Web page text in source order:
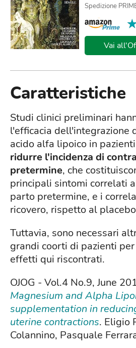
Spedizione
Vai
Caratteristiche
Studi clinici preliminari
l'efficacia dell'integrazione
acido alfa lipoico in
ridurre l'incidenza di
pretermine, che
principali sintomi correlati
parto pretermine, e i
ricovero, rispetto al
Tuttavia, sono necessari
grandi coorti di pazienti
effetti qui riscontrati.
OJOG - Vol.4 No.9, June
Magnesium and Alpha
supplementation in
uterine contractions. Eligio
Colannino, Pasquale